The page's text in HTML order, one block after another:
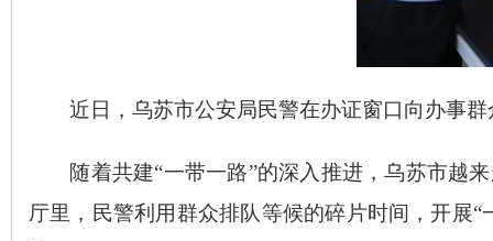
近日，乌苏市公安局民警在办证窗口向办事
随着共建“一带一路”的深入推进，乌苏市越
厅里，民警利用群众排队等候的碎片时间，开展